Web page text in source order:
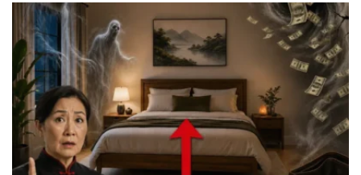
Além das questões dermatológicas e emocionais,
algumas deficiências nutricionais podem
influenciar a saúde do couro cabeludo. A falta de
vitaminas e minerais essenciais para o organismo
pode afetar a renovação celular e comprometer
a proteção natural da pele. Embora a coceira
isolada não seja suficiente para indicar uma